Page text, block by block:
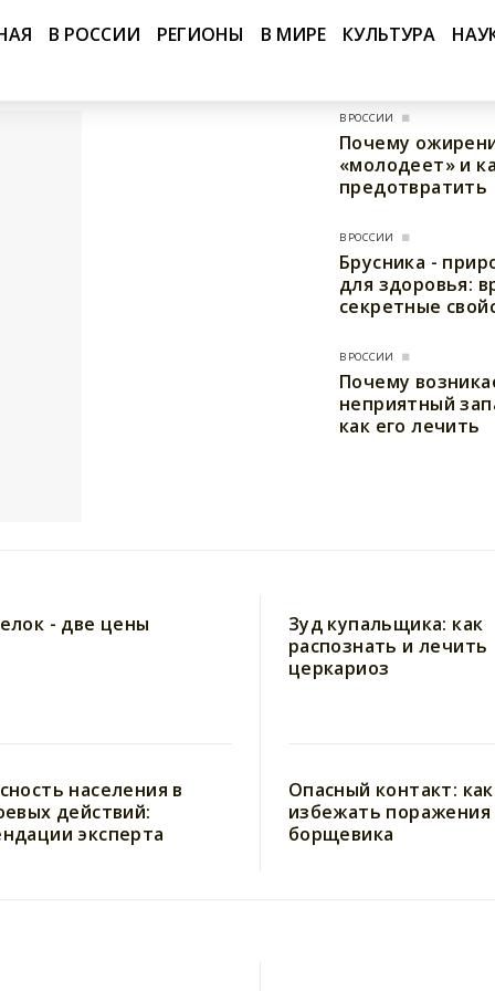
В РОССИИ РЕГИОНЫ В МИРЕ КУЛЬТУРА
В РОССИИ
Почему
«молодеет» и
предотвратить
В РОССИИ
Брусника -
для здоровья:
секретные
В РОССИИ
Почему
неприятный
как его лечить
- две цены
населения в
действий:
эксперта
Зуд купальщика: как
распознать и лечить
церкариоз
Опасный контакт: как
избежать поражения
борщевика